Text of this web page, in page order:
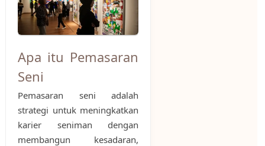
Apa itu Pemasaran
Seni
Pemasaran seni adalah
strategi untuk meningkatkan
karier seniman dengan
membangun kesadaran,